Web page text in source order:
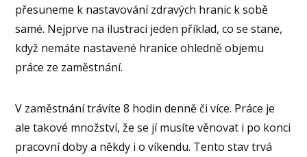
přesuneme k nastavování zdravých hranic k sobě
samé. Nejprve na ilustraci jeden příklad, co se stane,
když nemáte nastavené hranice ohledně objemu
práce ze zaměstnání.
V zaměstnání trávíte 8 hodin denně či více. Práce je
ale takové množství, že se jí musíte věnovat i po konci
pracovní doby a někdy i o víkendu. Tento stav trvá